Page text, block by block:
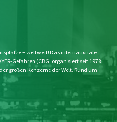
– weltweit! Das internationale
Gefahren (CBG) organisiert seit 1978
großen Konzerne der Welt. Rund um